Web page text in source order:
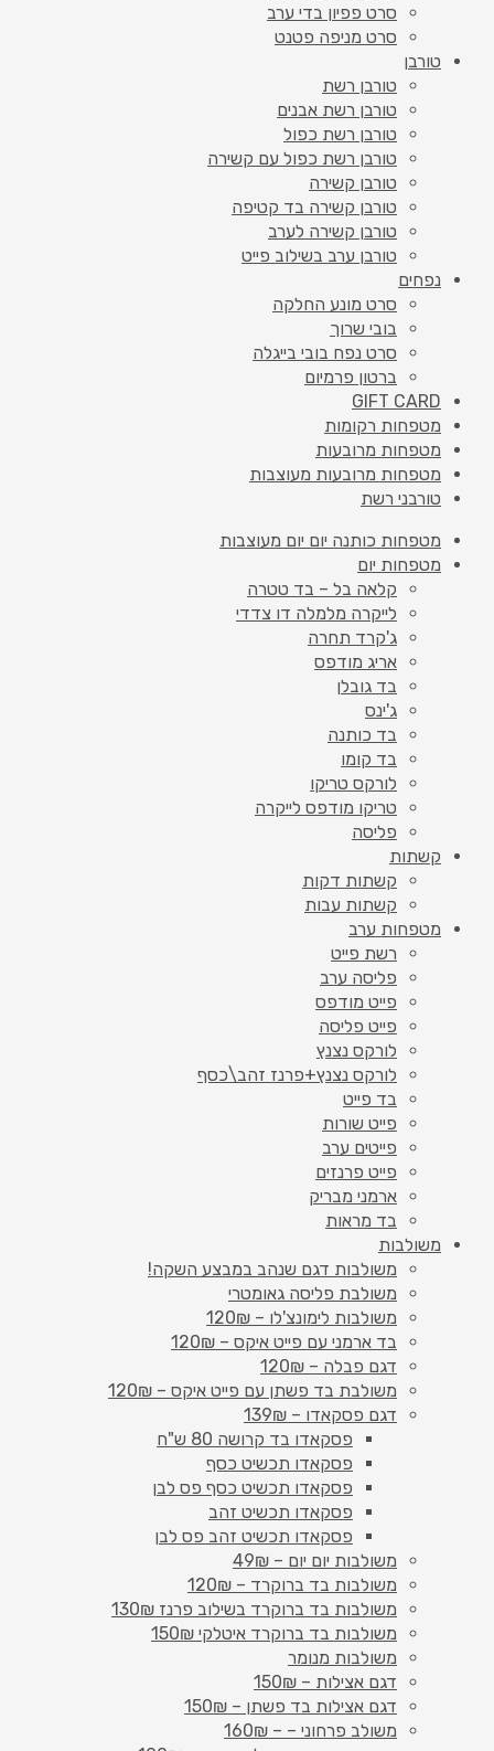
סרט פפיון בדי ערב
סרט מניפה פטנט
טורבן
טורבן רשת
טורבן רשת אבנים
טורבן רשת כפול
טורבן רשת כפול עם קשירה
טורבן קשירה
טורבן קשירה בד קטיפה
טורבן קשירה לערב
טורבן ערב בשילוב פייט
נפחים
סרט מונע החלקה
בובי שרוך
סרט נפח בובי בייגלה
ברטון פרמיום
GIFT CARD
מטפחות רקומות
מטפחות מרובעות
מטפחות מרובעות מעוצבות
טורבני רשת
מטפחות כותנה יום יום מעוצבות
מטפחות יום
קלאה בל – בד טטרה
לייקרה מלמלה דו צדדי
ג'קרד תחרה
אריג מודפס
בד גובלן
ג'ינס
בד כותנה
בד קומו
לורקס טריקו
טריקו מודפס לייקרה
פליסה
קשתות
קשתות דקות
קשתות עבות
מטפחות ערב
רשת פייט
פליסה ערב
פייט מודפס
פייט פליסה
לורקס נצנץ
לורקס נצנץ+פרנז זהב\כסף
בד פייט
פייט שורות
פייטים ערב
פייט פרנזים
ארמני מבריק
בד מראות
משולבות
משולבות דגם שנהב במבצע השקה!
משולבת פליסה גאומטרי
משולבות לימונצ'לו – 120₪
בד ארמני עם פייט איקס – 120₪
דגם פבלה – 120₪
משולבת בד פשתן עם פייט איקס – 120₪
דגם פסקאדו – 139₪
פסקאדו בד קרושה 80 ש"ח
פסקאדו תכשיט כסף
פסקאדו תכשיט כסף פס לבן
פסקאדו תכשיט זהב
פסקאדו תכשיט זהב פס לבן
משולבות יום יום – 49₪
משולבות בד ברוקרד – 120₪
משולבות בד ברוקרד בשילוב פרנז 130₪
משולבות בד ברוקרד איטלקי 150₪
משולבות מנומר
דגם אצילות – 150₪
דגם אצילות בד פשתן – 150₪
משולב פרחוני – – 160₪